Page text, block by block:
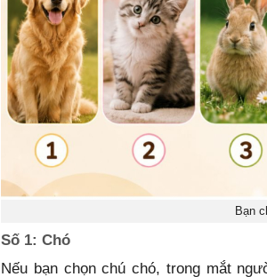
Bạn
Số 1: Chó
Nếu bạn chọn chú chó, trong mắt